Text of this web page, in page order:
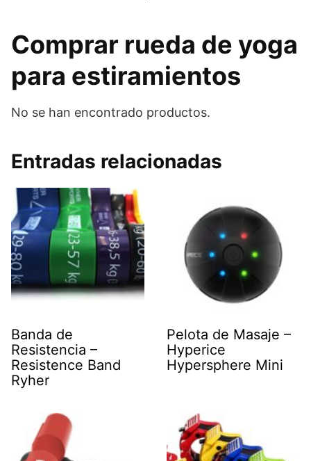
Comprar rueda de yoga
para estiramientos
No se han encontrado productos.
Entradas relacionadas
Banda de
Resistencia –
Resistence Band
Ryher
Pelota de Masaje –
Hyperice
Hypersphere Mini